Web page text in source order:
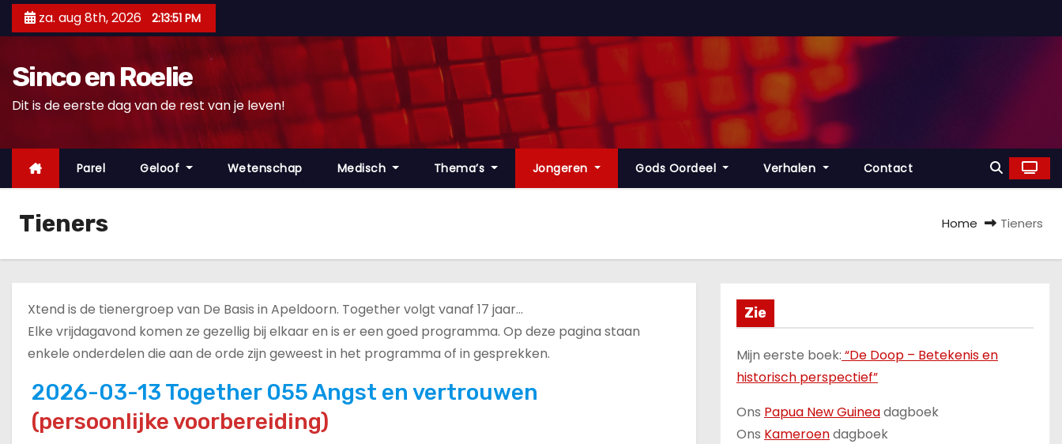
o
n
za. aug 8th, 2026 2:13:52 PM
Sinco en Roelie
Dit is de eerste dag van de rest van je leven!
Parel Geloof Wetenschap Medisch Thema’s Jongeren Gods Oordeel Verhalen Contact
Tieners Home Tieners
Xtend is de tienergroep van De Basis in Apeldoorn. Together volgt vanaf 17 jaar…
Elke vrijdagavond komen ze gezellig bij elkaar en is er een goed programma. Op deze pagina staan
enkele onderdelen die aan de orde zijn geweest in het programma of in gesprekken.
2026-03-13 Together 055 Angst en vertrouwen
(persoonlijke voorbereiding)
Zie
Mijn eerste boek: “De Doop – Betekenis en
historisch perspectief”
Ons Papua New Guineadagboek
Ons Kameroendagboek